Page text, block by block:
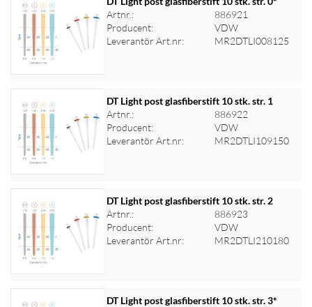
Artnr.:
886921
Producent:
VDW
Leverantör Art.nr:
MR2DTLI008125
Logga in för priser
DT Light post glasfiberstift 10 stk. str. 1
Artnr.:
886922
Producent:
VDW
Leverantör Art.nr:
MR2DTLI109150
Logga in för priser
DT Light post glasfiberstift 10 stk. str. 2
Artnr.:
886923
Producent:
VDW
Leverantör Art.nr:
MR2DTLI210180
DT Light post glasfiberstift 10 stk. str. 3*